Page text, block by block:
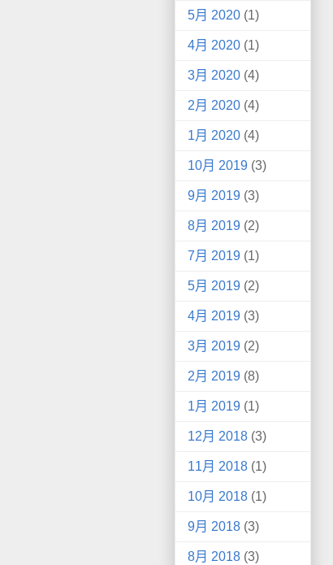
5月 2020 (1)
4月 2020 (1)
3月 2020 (4)
2月 2020 (4)
1月 2020 (4)
10月 2019 (3)
9月 2019 (3)
8月 2019 (2)
7月 2019 (1)
5月 2019 (2)
4月 2019 (3)
3月 2019 (2)
2月 2019 (8)
1月 2019 (1)
12月 2018 (3)
11月 2018 (1)
10月 2018 (1)
9月 2018 (3)
8月 2018 (3)